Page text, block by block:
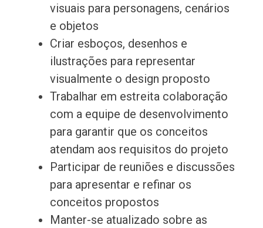
visuais para personagens, cenários
e objetos
Criar esboços, desenhos e
ilustrações para representar
visualmente o design proposto
Trabalhar em estreita colaboração
com a equipe de desenvolvimento
para garantir que os conceitos
atendam aos requisitos do projeto
Participar de reuniões e discussões
para apresentar e refinar os
conceitos propostos
Manter-se atualizado sobre as